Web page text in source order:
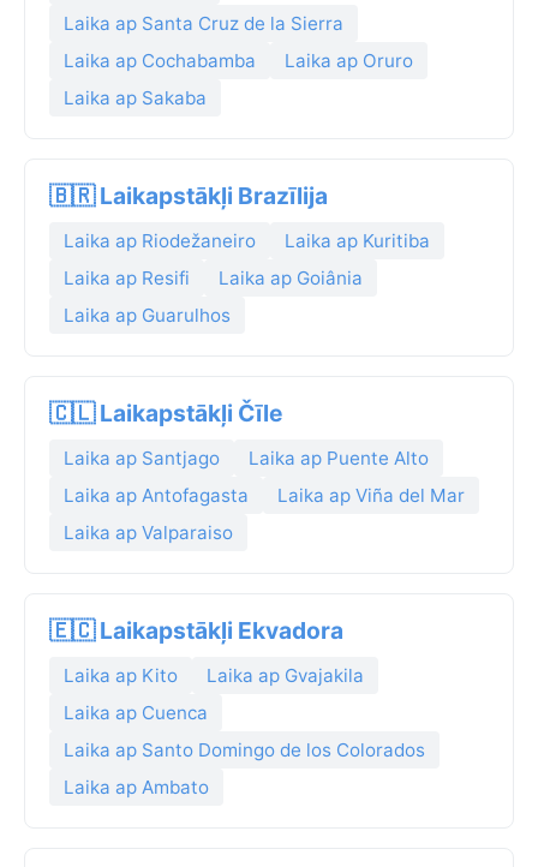
Laika ap Santa Cruz de la Sierra
Laika ap Cochabamba
Laika ap Oruro
Laika ap Sakaba
🇧🇷 Laikapstākļi Brazīlija
Laika ap Riodežaneiro
Laika ap Kuritiba
Laika ap Resifi
Laika ap Goiânia
Laika ap Guarulhos
🇨🇱 Laikapstākļi Čīle
Laika ap Santjago
Laika ap Puente Alto
Laika ap Antofagasta
Laika ap Viña del Mar
Laika ap Valparaiso
🇪🇨 Laikapstākļi Ekvadora
Laika ap Kito
Laika ap Gvajakila
Laika ap Cuenca
Laika ap Santo Domingo de los Colorados
Laika ap Ambato